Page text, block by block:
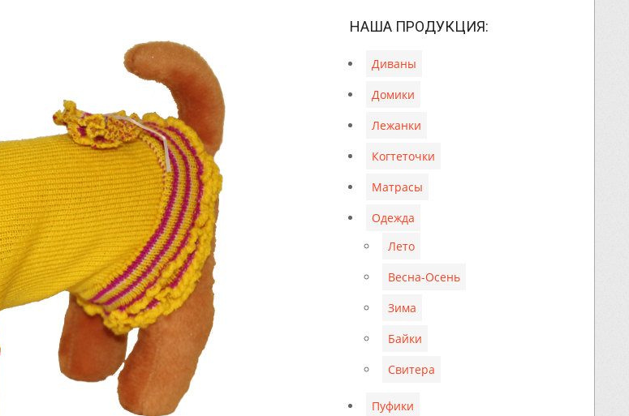
НАША ПРОДУКЦИЯ:
Диваны
Домики
Лежанки
Когтеточки
Матрасы
Одежда
Лето
Весна-Осень
Зима
Байки
Свитера
Пуфики